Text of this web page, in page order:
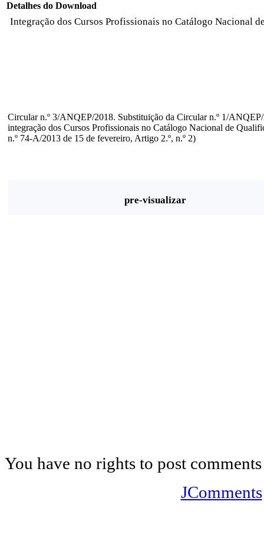
Detalhes do Download
Integração dos Cursos Profissionais no Catálogo Nacional
Circular n.º 3/ANQEP/2018. Substituição da Circular n.º 1/
integração dos Cursos Profissionais no Catálogo Nacional de
n.º 74-A/2013 de 15 de fevereiro, Artigo 2.º, n.º 2)
pre-visualizar
You have no rights to post comments
JComments